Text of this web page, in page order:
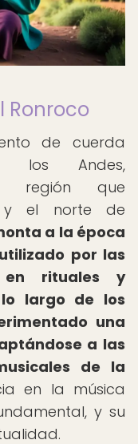
Ronroco
de cuerda
los Andes,
región que
y el norte de
a la época
por las
en rituales y
largo de los
una
a las
de la
en la música
y su